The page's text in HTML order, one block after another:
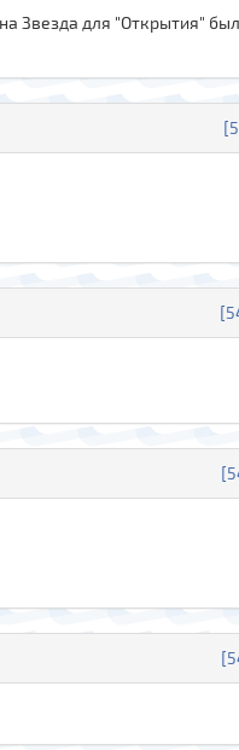
Звезда для "Открытия"